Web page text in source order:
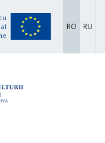
RO RU